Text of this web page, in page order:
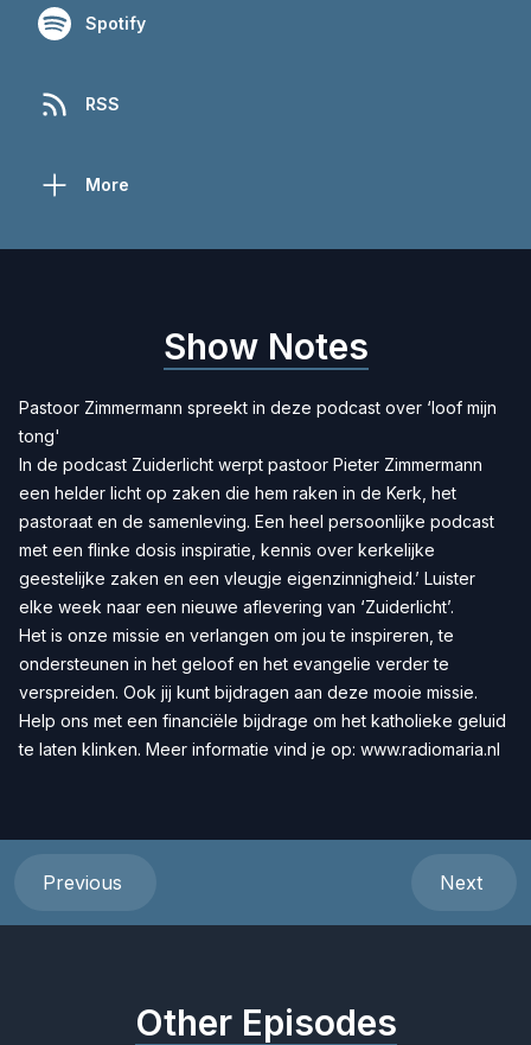
Spotify
RSS
More
Show Notes
Pastoor Zimmermann spreekt in deze podcast over ‘loof mijn
tong'
In de podcast Zuiderlicht werpt pastoor Pieter Zimmermann
een helder licht op zaken die hem raken in de Kerk, het
pastoraat en de samenleving. Een heel persoonlijke podcast
met een flinke dosis inspiratie, kennis over kerkelijke
geestelijke zaken en een vleugje eigenzinnigheid.’ Luister
elke week naar een nieuwe aflevering van ‘Zuiderlicht’.
Het is onze missie en verlangen om jou te inspireren, te
ondersteunen in het geloof en het evangelie verder te
verspreiden. Ook jij kunt bijdragen aan deze mooie missie.
Help ons met een financiële bijdrage om het katholieke geluid
te laten klinken. Meer informatie vind je op: www.radiomaria.nl
Previous Next
Other Episodes